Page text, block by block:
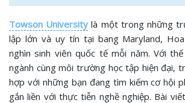
Towson University là một trong những
lập lớn và uy tín tại bang Maryland,
nghìn sinh viên quốc tế mỗi năm. Với
ngành cùng môi trường học tập hiện đại,
hợp với những bạn đang tìm kiếm cơ hội
gắn liền với thực tiễn nghề nghiệp. Bài